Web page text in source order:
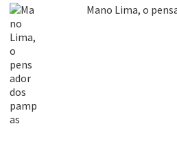
Mano Lima, o